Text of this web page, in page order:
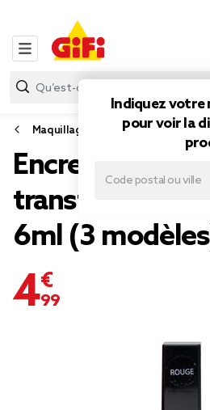
Indiquez votre
pour voir la
Maquillage
Encre à lèvres
transfert
6ml (3
4,99 €